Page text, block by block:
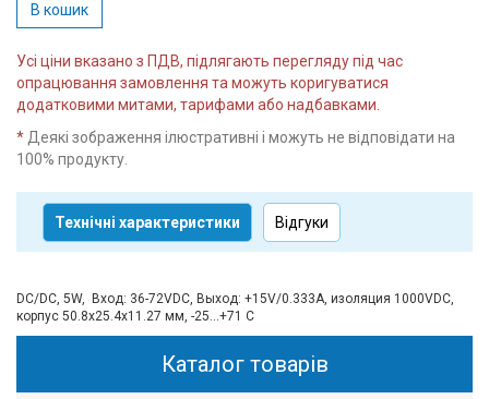
В кошик
Усі ціни вказано з ПДВ, підлягають перегляду під час
опрацювання замовлення та можуть коригуватися
додатковими митами, тарифами або надбавками.
* Деякі зображення ілюстративні і можуть не відповідати на
100% продукту.
Технічні характеристики Відгуки
DC/DC, 5W, Вход: 36-72VDC, Выход: +15V/0.333А, изоляция 1000VDC,
корпус 50.8х25.4x11.27 мм, -25...+71 С
Каталог товарів